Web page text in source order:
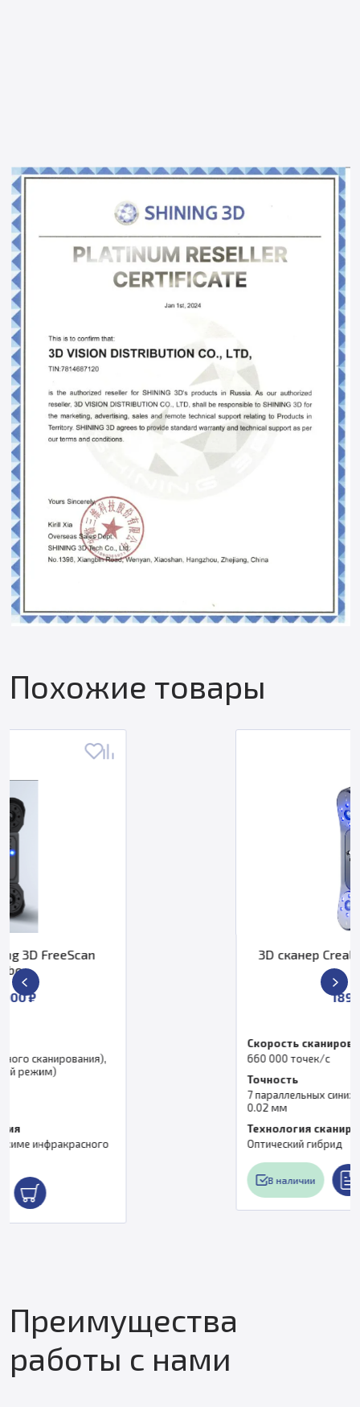
Похожие товары
3D сканер Creality CR-Scan Raptor
660 000 точек/с
7 параллельных синих лазерных линий: до
Оптический гибрид
Преимущества
работы с нами